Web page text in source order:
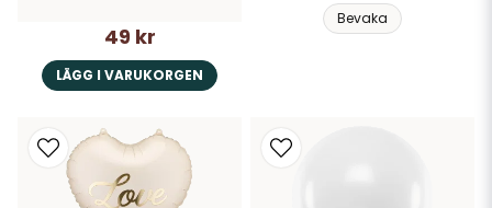
49 kr
LÄGG I VARUKORGEN
Bevaka